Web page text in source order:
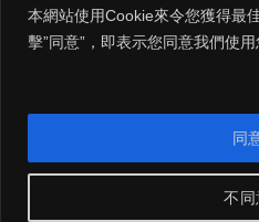
本網站使用Cookie來令您獲得最
擊”同意”，即表示您同意我們使用
不同
同
MENU
網頁設計公司